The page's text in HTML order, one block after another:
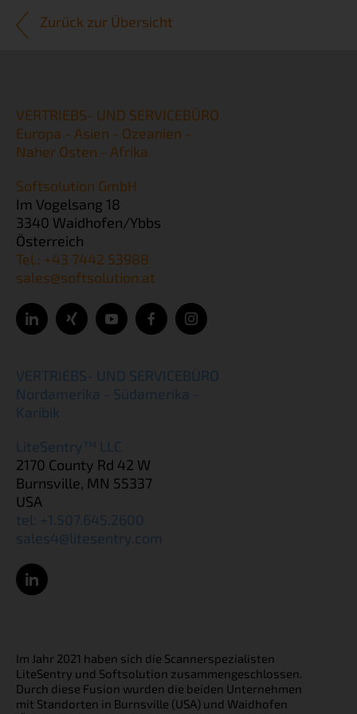
Zurück zur Übersicht
VERTRIEBS- UND SERVICEBÜRO
Europa - Asien - Ozeanien -
Naher Osten - Afrika
Softsolution GmbH
Im Vogelsang 18
3340 Waidhofen/Ybbs
Österreich
Tel.: +43 7442 53988
sales@softsolution.at
VERTRIEBS- UND SERVICEBÜRO
Nordamerika - Südamerika -
Karibik
LiteSentry™ LLC
2170 County Rd 42 W
Burnsville, MN 55337
USA
tel: +1.507.645.2600
sales4@litesentry.com
Im Jahr 2021 haben sich die Scannerspezialisten
LiteSentry und Softsolution zusammengeschlossen.
Durch diese Fusion wurden die beiden Unternehmen
mit Standorten in Burnsville (USA) und Waidhofen